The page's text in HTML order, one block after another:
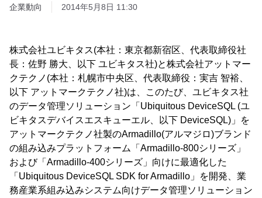
企業動向
2014年5月8日 11:30
株式会社ユビキタス(本社：東京都新宿区、代表取締役社
長：佐野 勝大、以下 ユビキタス社)と株式会社アットマー
クテクノ(本社：札幌市中央区、代表取締役：実吉 智裕、
以下 アットマークテクノ社)は、このたび、ユビキタス社
のデータ管理ソリューション「Ubiquitous DeviceSQL (ユ
ビキタスデバイスエスキューエル、以下 DeviceSQL)」を
アットマークテクノ社製のArmadillo(アルマジロ)ブランド
の組み込みプラットフォーム「Armadillo-800シリーズ」
および「Armadillo-400シリーズ」向けに最適化した
「Ubiquitous DeviceSQL SDK for Armadillo」を開発、業
務産業系組み込みシステム向けデータ管理ソリューション